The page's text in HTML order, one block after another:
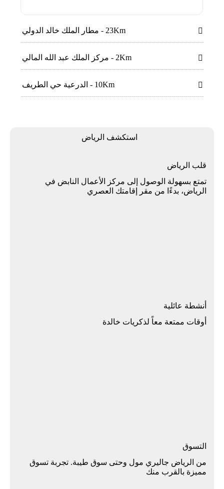
 23Km - مطار الملك خالد الدولي
 2Km - مركز الملك عبد الله المالي
 10Km - الدرعية حي الطريف
استكشف الرياض
قلب الرياض
تمتع بسهولة الوصول إلى مركز الأعمال النابض في
الرياض، بدءًا من مقر إقامتك العصري
أنشطة عائلية
أوقات ممتعة معاً لذكريات خالدة
التسوق
من الرياض جاليري مول وحتى سوق طيبة. تجربة تسوق
مميزة بالقرب منك